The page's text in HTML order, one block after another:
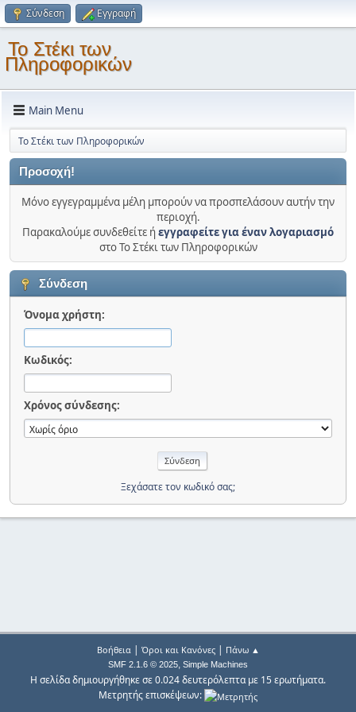
Σύνδεση Εγγραφή
Το Στέκι των
Πληροφορικών
Main Menu
Το Στέκι των Πληροφορικών
Προσοχή!
Μόνο εγγεγραμμένα μέλη μπορούν να προσπελάσουν αυτήν την
περιοχή.
Παρακαλούμε συνδεθείτε ήεγγραφείτε για έναν λογαριασμό
στο Το Στέκι των Πληροφορικών
Σύνδεση
Όνομα χρήστη:
Κωδικός:
Χρόνος σύνδεσης:
Ξεχάσατε τον κωδικό σας;
Βοήθεια| Όροι και Κανόνες| Πάνω ▲
SMF 2.1.6 © 2025, Simple Machines
Η σελίδα δημιουργήθηκε σε 0.024 δευτερόλεπτα με 15 ερωτήματα.
Μετρητής επισκέψεων: